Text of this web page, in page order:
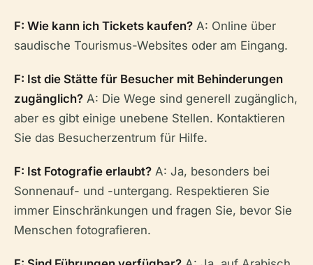
F: Wie kann ich Tickets kaufen? A: Online über
saudische Tourismus-Websites oder am Eingang.
F: Ist die Stätte für Besucher mit Behinderungen
zugänglich? A: Die Wege sind generell zugänglich,
aber es gibt einige unebene Stellen. Kontaktieren
Sie das Besucherzentrum für Hilfe.
F: Ist Fotografie erlaubt? A: Ja, besonders bei
Sonnenauf- und -untergang. Respektieren Sie
immer Einschränkungen und fragen Sie, bevor Sie
Menschen fotografieren.